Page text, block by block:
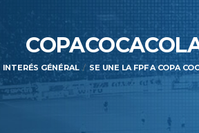
INTERÉS GÉNÉRAL SE UNE LA FPF A COPA